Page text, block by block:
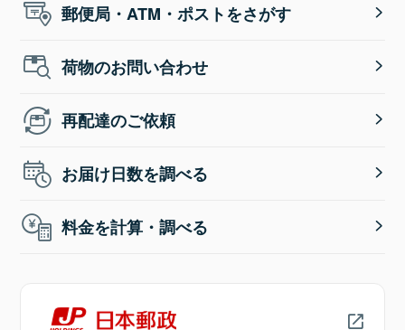
郵便局・ATM・ポストをさがす
荷物のお問い合わせ
再配達のご依頼
お届け日数を調べる
料金を計算・調べる